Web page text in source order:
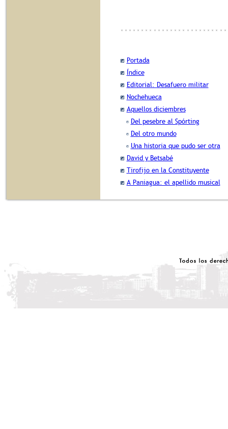
Portada
Índice
Editorial: Desafuero militar
Nochehueca
Aquellos diciembres
Del pesebre al Spórting
Del otro mundo
Una historia que pudo ser otra
David y Betsabé
Tirofijo en la Constituyente
A Paniagua: el apellido musical